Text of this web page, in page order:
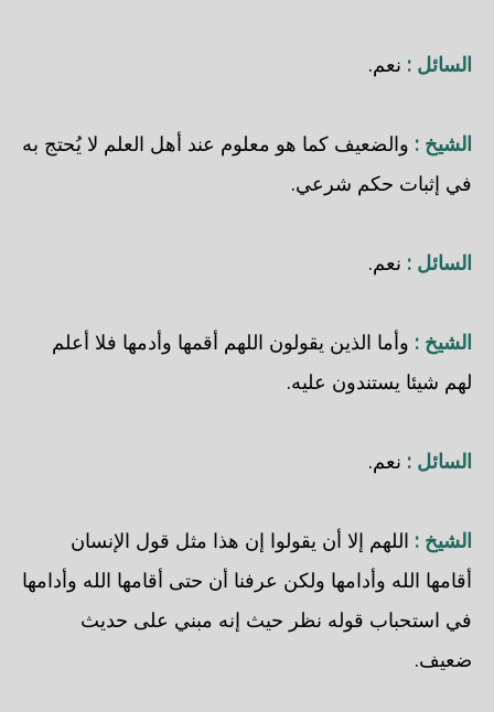
السائل : نعم.
الشيخ : والضعيف كما هو معلوم عند أهل العلم لا يُحتج به
في إثبات حكم شرعي.
السائل : نعم.
الشيخ : وأما الذين يقولون اللهم أقمها وأدمها فلا أعلم
لهم شيئا يستندون عليه.
السائل : نعم.
الشيخ : اللهم إلا أن يقولوا إن هذا مثل قول الإنسان
أقامها الله وأدامها ولكن عرفنا أن حتى أقامها الله وأدامها
في استحباب قوله نظر حيث إنه مبني على حديث
ضعيف.